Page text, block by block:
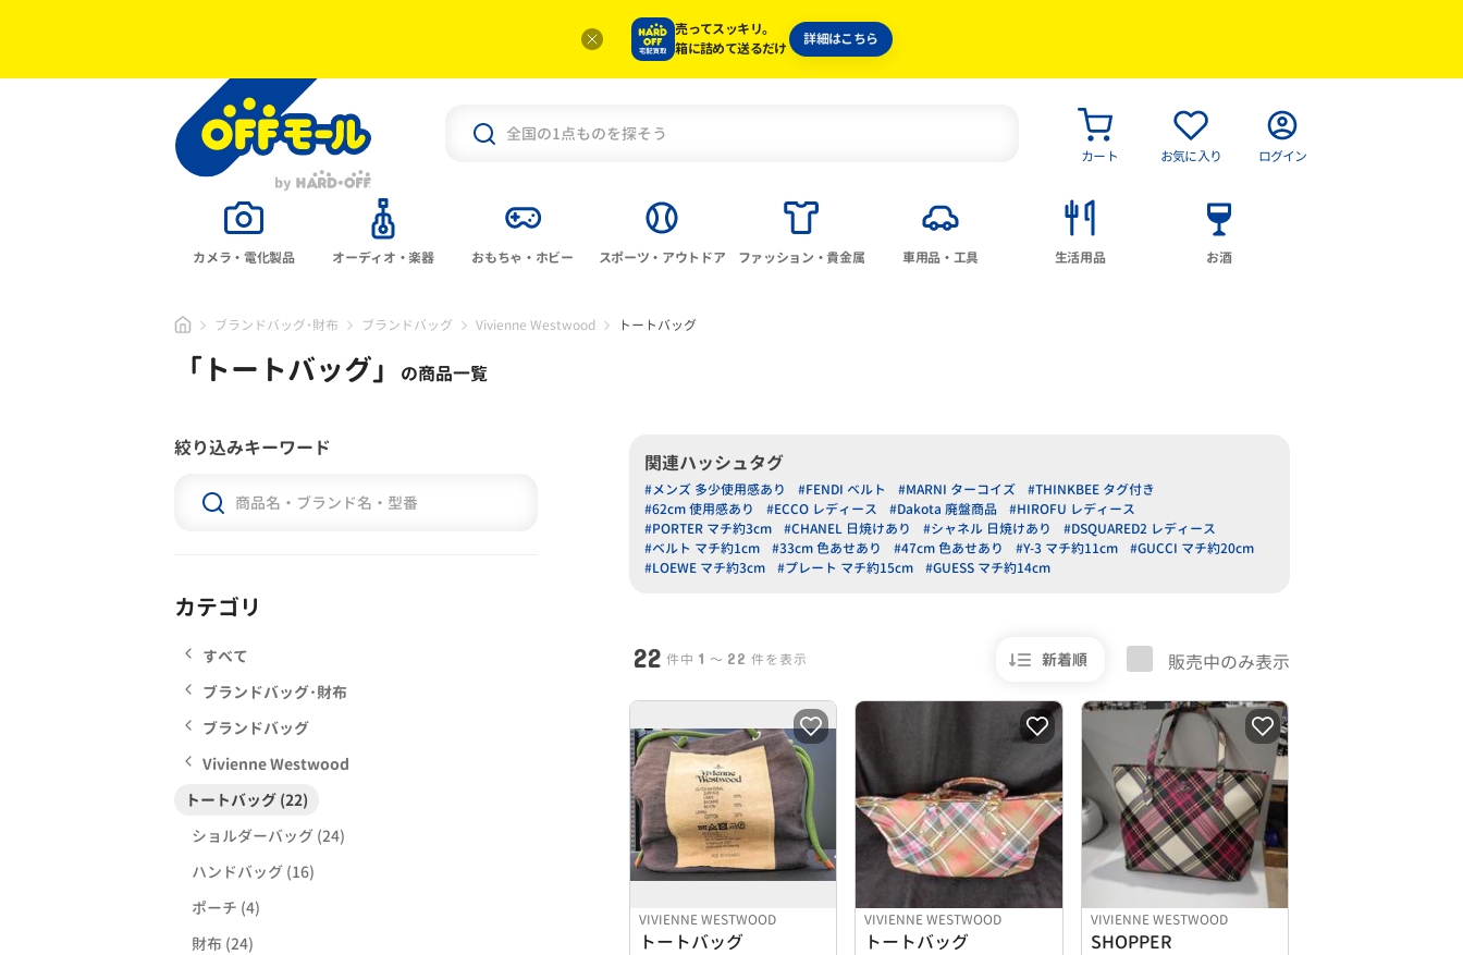
売ってスッキリ。
箱に詰めて送るだけ
詳細はこちら
カート お気に入り ログイン
カメラ・電化製品 オーディオ・楽器 おもちゃ・ホビー スポーツ・アウトドア ファッション・貴金属 車用品・工具 生活用品 お酒
ブランドバッグ･財布 ブランドバッグ Vivienne Westwood トートバッグ
「トートバッグ」 の商品一覧
絞り込みキーワード
カテゴリ
すべて
ブランドバッグ･財布
ブランドバッグ
Vivienne Westwood
トートバッグ (22)
ショルダーバッグ (24)
ハンドバッグ (16)
ポーチ (4)
財布 (24)
関連ハッシュタグ
#メンズ 多少使用感あり #FENDI ベルト #MARNI ターコイズ
#THINKBEE タグ付き
#62cm 使用感あり
#ECCO レディース #Dakota 廃盤商品
#HIROFU レディース
#PORTER マチ約3cm
#CHANEL 日焼けあり #シャネル 日焼けあり
#DSQUARED2 レディース
#ベルト マチ約1cm
#33cm 色あせあり #47cm 色あせあり #Y-3 マチ約11cm
#GUCCI マチ約20cm
#LOEWE マチ約3cm
#プレート マチ約15cm #GUESS マチ約14cm
22 件中 1 〜 22 件を表示 新着順 販売中のみ表示
VIVIENNE WESTWOOD
トートバッグ
VIVIENNE WESTWOOD
トートバッグ
VIVIENNE WESTWOOD
SHOPPER